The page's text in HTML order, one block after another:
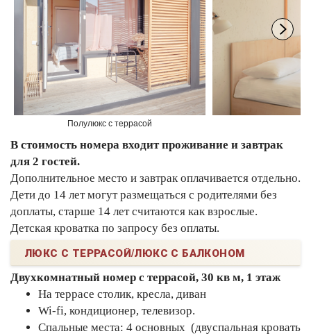
Полулюкс с террасой
В стоимость номера входит проживание и завтрак
для 2 гостей.
Дополнительное место и завтрак оплачивается отдельно.
Дети до 14 лет могут размещаться с родителями без
доплаты, старше 14 лет считаются как взрослые.
Детская кроватка по запросу без оплаты.
ЛЮКС С ТЕРРАСОЙ/ЛЮКС С БАЛКОНОМ
Двухкомнатный номер с террасой, 30 кв м, 1 этаж
На террасе столик, кресла, диван
Wi-fi, кондиционер, телевизор.
Спальные места: 4 основных (двуспальная кровать